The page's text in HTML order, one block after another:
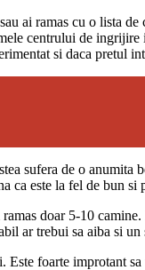
ai ramas cu o lista
centrului de
si daca pretul
sufera de o
ca este la fel de bun si
doar 5-10
ar trebui sa aiba si
foarte improtant